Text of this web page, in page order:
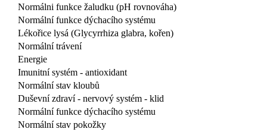
Normálni funkce žaludku (pH rovnováha)
Normální funkce dýchacího systému
Lékořice lysá (Glycyrrhiza glabra, kořen)
Normální trávení
Energie
Imunitní systém - antioxidant
Normální stav kloubů
Duševní zdraví - nervový systém - klid
Normální funkce dýchacího systému
Normální stav pokožky